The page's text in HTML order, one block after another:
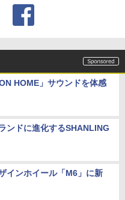
HOME」サウンドを体感
ンドに進化するSHANLING
インホイール「M6」に新